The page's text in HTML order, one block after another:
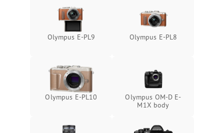
Olympus E‑PL9 Olympus E-PL8
Olympus E‑PL10
Olympus OM-D E-
M1X body